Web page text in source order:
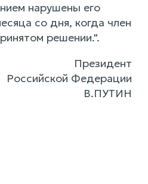
нарушены его
со дня, когда член
решении.".
Президент
Российской Федерации
В.ПУТИН